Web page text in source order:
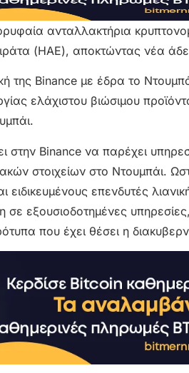
ανταλλακτήρια
(ΗΑΕ), αποκτώντας νέα
της Binance με έδρα το
ελάχιστου βιώσιμου
στην Binance να παρέχει
στοιχείων στο Ντουμπάι.
επενδυτές
εξουσιοδοτημένες
που έχει θέσει η